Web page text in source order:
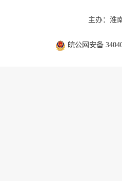
主办：淮
皖公网安备